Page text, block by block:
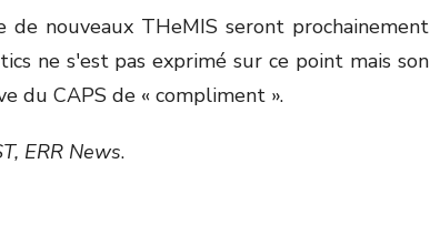
nouveaux THeMIS seront prochainement
ne s'est pas exprimé sur ce point mais son
du CAPS de « compliment ».
ERR News.